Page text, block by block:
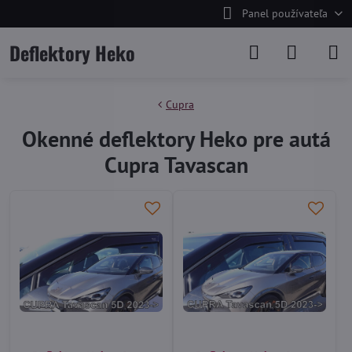
Panel používateľa
Deflektory Heko
Cupra
Okenné deflektory Heko pre autá
Cupra Tavascan